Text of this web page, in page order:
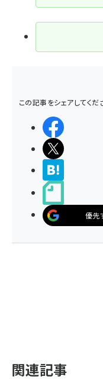
この記事をシェアしてくだ
優先
関連記事